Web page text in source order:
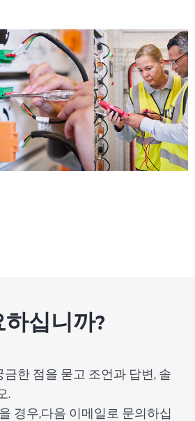
십니까?
금한 점을 묻고 조언과 답변, 솔
.
경우,다음 이메일로 문의하십